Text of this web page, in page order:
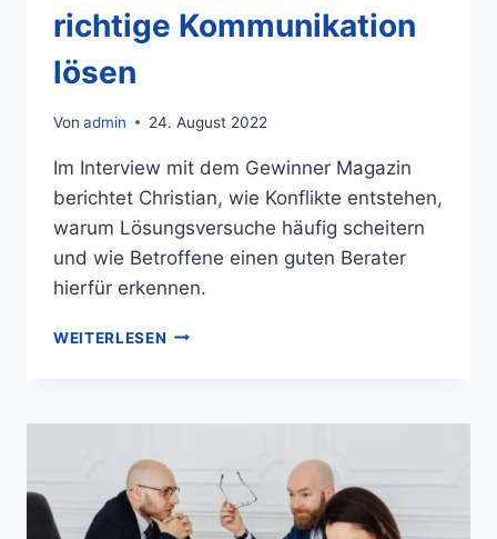
richtige Kommunikation
lösen
Von admin 24. August 2022
Im Interview mit dem Gewinner Magazin
berichtet Christian, wie Konflikte entstehen,
warum Lösungsversuche häufig scheitern
und wie Betroffene einen guten Berater
hierfür erkennen.
WEITERLESEN